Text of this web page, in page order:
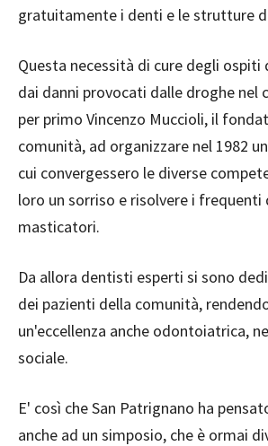
gratuitamente i denti e le strutture
Questa necessità di cure degli ospiti
dai danni provocati dalle droghe nel
per primo Vincenzo Muccioli, il
comunità, ad organizzare nel 1982
cui convergessero le diverse
loro un sorriso e risolvere i
masticatori.
Da allora dentisti esperti si sono
dei pazienti della comunità,
un'eccellenza anche odontoiatrica,
sociale.
E' così che San Patrignano ha
anche ad un simposio, che è ormai